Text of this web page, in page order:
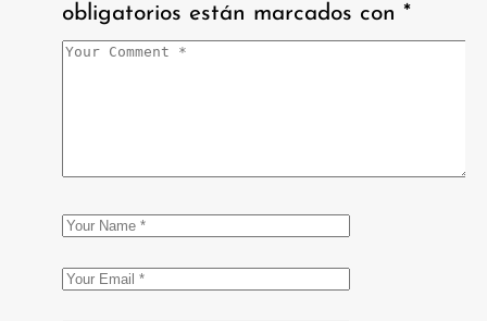
obligatorios están marcados con *